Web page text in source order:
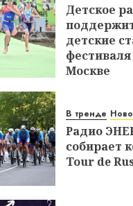
Детское
детские
Москве
В тренде
Радио
собирает
Tour de